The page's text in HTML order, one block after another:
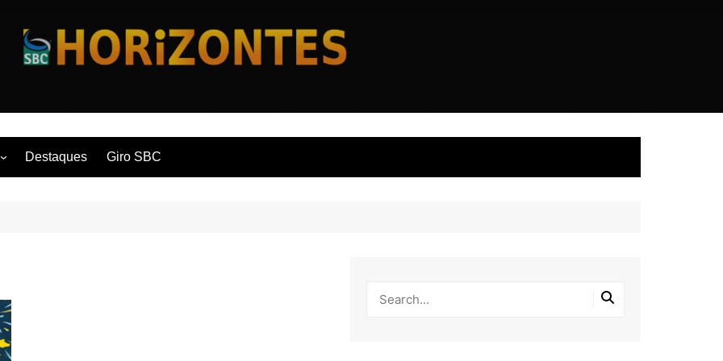
Horizontes
Destaques Giro SBC